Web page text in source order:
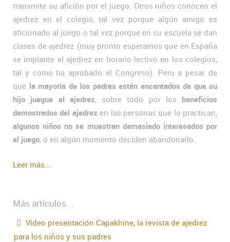
transmite su afición por el juego. Otros niños conocen el
ajedrez en el colegio, tal vez porque algún amigo es
aficionado al juego o tal vez porque en su escuela se dan
clases de ajedrez (muy pronto esperamos que en España
se implante el ajedrez en horario lectivo en los colegios,
tal y como ha aprobado el Congreso). Pero a pesar de
que la mayoría de los padres están encantados de que su
hijo juegue al ajedrez, sobre todo por los beneficios
demostrados del ajedrez en las personas que lo practican,
algunos niños no se muestran demasiado interesados por
el juego, o en algún momento deciden abandonarlo.
Leer más...
Más artículos...
Vídeo presentación Capakhine, la revista de ajedrez
para los niños y sus padres